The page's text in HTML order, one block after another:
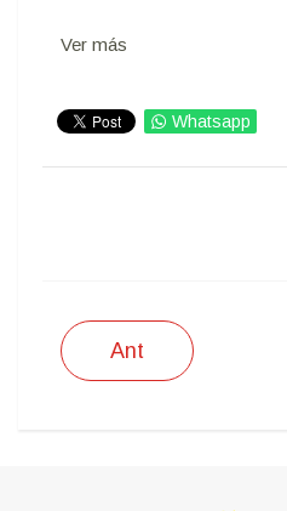
Ver más
Whatsapp
Ant